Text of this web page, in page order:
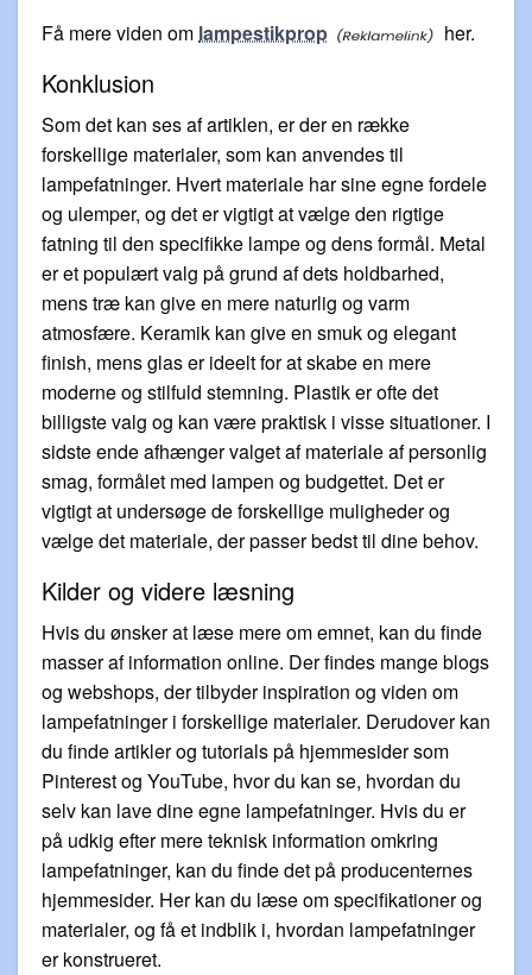
Få mere viden om lampestikprop her.
Konklusion
Som det kan ses af artiklen, er der en række
forskellige materialer, som kan anvendes til
lampefatninger. Hvert materiale har sine egne fordele
og ulemper, og det er vigtigt at vælge den rigtige
fatning til den specifikke lampe og dens formål. Metal
er et populært valg på grund af dets holdbarhed,
mens træ kan give en mere naturlig og varm
atmosfære. Keramik kan give en smuk og elegant
finish, mens glas er ideelt for at skabe en mere
moderne og stilfuld stemning. Plastik er ofte det
billigste valg og kan være praktisk i visse situationer. I
sidste ende afhænger valget af materiale af personlig
smag, formålet med lampen og budgettet. Det er
vigtigt at undersøge de forskellige muligheder og
vælge det materiale, der passer bedst til dine behov.
Kilder og videre læsning
Hvis du ønsker at læse mere om emnet, kan du finde
masser af information online. Der findes mange blogs
og webshops, der tilbyder inspiration og viden om
lampefatninger i forskellige materialer. Derudover kan
du finde artikler og tutorials på hjemmesider som
Pinterest og YouTube, hvor du kan se, hvordan du
selv kan lave dine egne lampefatninger. Hvis du er
på udkig efter mere teknisk information omkring
lampefatninger, kan du finde det på producenternes
hjemmesider. Her kan du læse om specifikationer og
materialer, og få et indblik i, hvordan lampefatninger
er konstrueret.